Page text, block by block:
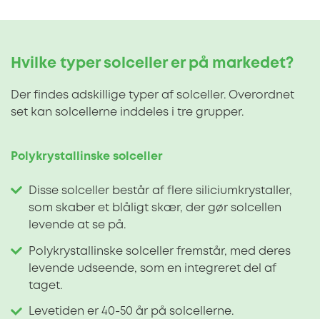
Hvilke typer solceller er på markedet?
Der findes adskillige typer af solceller. Overordnet
set kan solcellerne inddeles i tre grupper.
Polykrystallinske solceller
Disse solceller består af flere siliciumkrystaller,
som skaber et blåligt skær, der gør solcellen
levende at se på.
Polykrystallinske solceller fremstår, med deres
levende udseende, som en integreret del af
taget.
Levetiden er 40-50 år på solcellerne.